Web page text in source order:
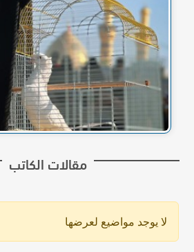
مقالات الكاتب
لا يوجد مواضيع لعرضها